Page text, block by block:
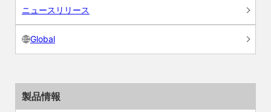
ニュースリリース
Global
製品情報